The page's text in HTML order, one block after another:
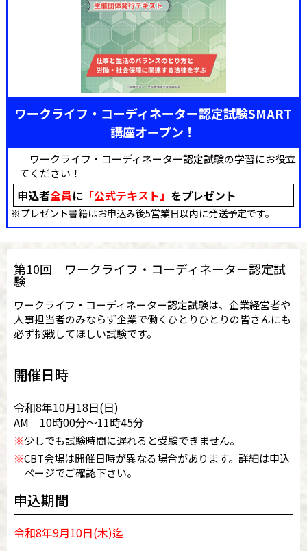
ワークライフ・コーディネーター認定試験SMART
講座オープン！
ワークライフ・コーディネーター認定試験の学習にお役立
てください！
申込者全員に 「公式テキスト」 をプレゼント
※プレゼント書籍はお申込み後5営業日以内に発送予定です。
第10回 ワークライフ・コーディネーター認定試
験
ワークライフ・コーディネーター認定試験は、企業経営者や
人事担当者のみならず企業で働くひとりひとりの皆さんにも
必ず挑戦してほしい試験です。
開催日時
令和8年10月18日(日)
AM 10時00分～11時45分
※少しでも試験時間に遅れると受験できません。
※CBT会場は開催日時が異なる場合があります。詳細は申込
ページでご確認下さい。
申込期間
令和8年9月10日(木)迄